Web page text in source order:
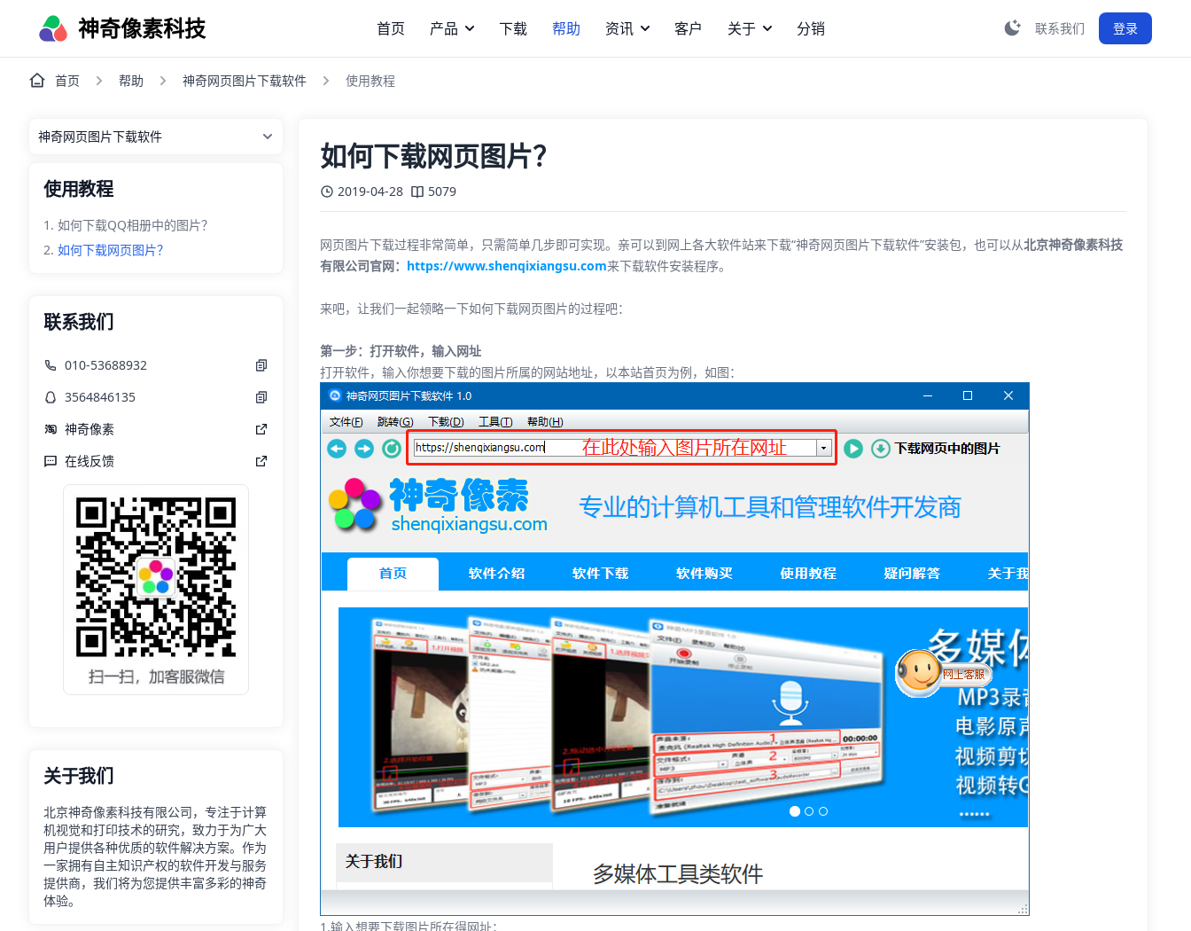
神奇像素科技 联系我们 登录
首页 产品 下载 帮助 资讯 客户 关于 分销
首页 帮助 神奇网页图片下载软件 使用教程
使用教程
如何下载QQ相册中的图片？
如何下载网页图片？
联系我们
010-53688932
3564846135
神奇像素
在线反馈
关于我们
北京神奇像素科技有限公司，专注于计算
机视觉和打印技术的研究，致力于为广大
用户提供各种优质的软件解决方案。作为
一家拥有自主知识产权的软件开发与服务
提供商，我们将为您提供丰富多彩的神奇
体验。
如何下载网页图片？
2019-04-28 5079
网页图片下载过程非常简单，只需简单几步即可实现。亲可以到网上各大软件站来下载“神奇网页图片下载软件”安装包，也可以从北京神奇像素科技
有限公司官网： https://www.shenqixiangsu.com来下载软件安装程序。
来吧，让我们一起领略一下如何下载网页图片的过程吧：
第一步：打开软件，输入网址
打开软件，输入你想要下载的图片所属的网站地址，以本站首页为例，如图：
1.输入想要下载图片所在得网址；